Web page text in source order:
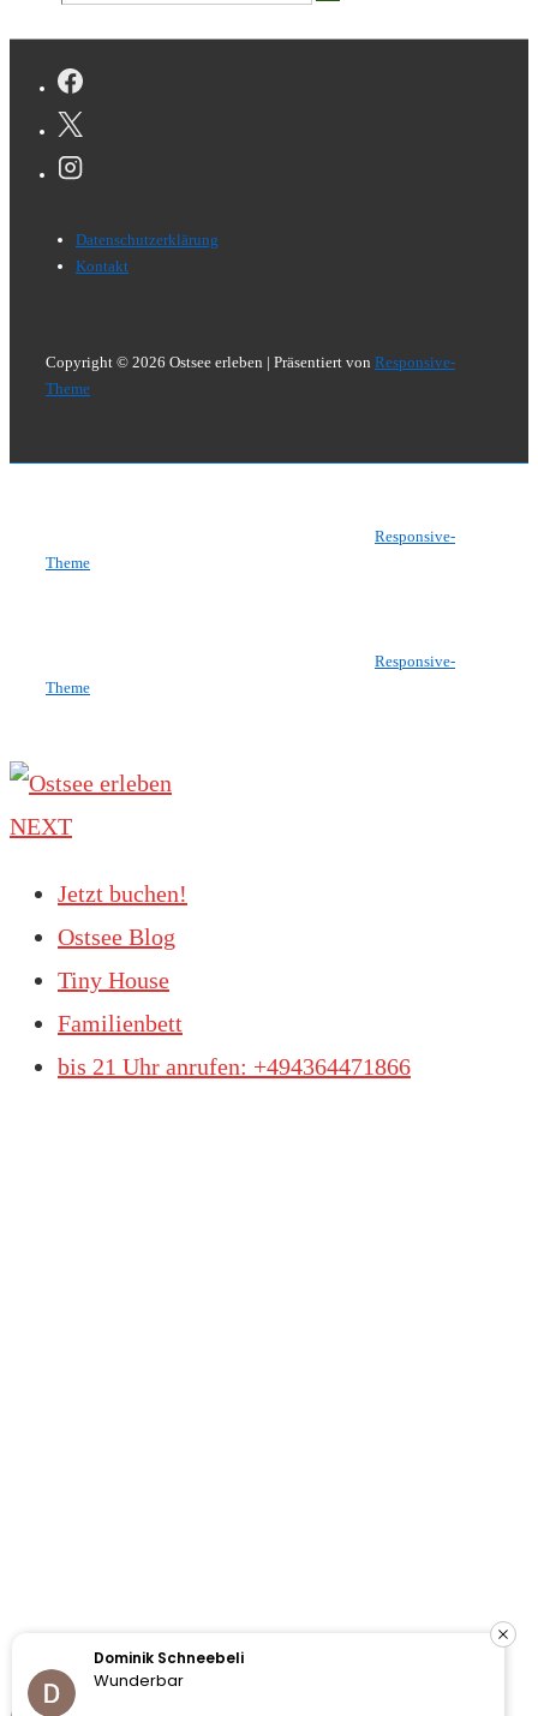
Footer-
Menü
Datenschutzerklärung
Kontakt
Copyright © 2026 Ostsee erleben | Präsentiert von Responsive-
Theme
Responsive-
Theme
Responsive-
Theme
NEXT
Jetzt buchen!
Ostsee Blog
Tiny House
Familienbett
bis 21 Uhr anrufen: +494364471866
Dominik Schneebeli
Wunderbar